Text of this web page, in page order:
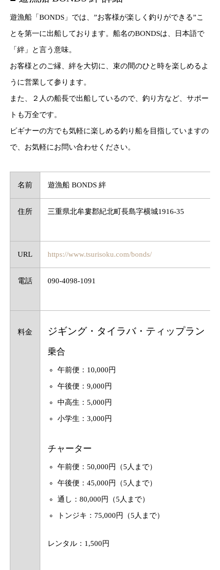
遊漁船「BONDS」では、”お客様が楽しく釣りができる”こ
とを第一に出船しております。船名のBONDSは、日本語で
「絆」と言う意味。
お客様とのご縁、絆を大切に、束の間のひと時を楽しめるよ
うに営業して参ります。
また、２人の船長で出船しているので、釣り方など、サポー
トも万全です。
ビギナーの方でも気軽に楽しめる釣り船を目指していますの
で、お気軽にお問い合わせください。
名前 遊漁船 BONDS 絆
住所 三重県北牟婁郡紀北町長島字横城1916-35
URL https://www.tsurisoku.com/bonds/
電話 090-4098-1091
料金 ジギング・タイラバ・ティップラン
乗合
午前便：10,000円
午後便：9,000円
中高生：5,000円
小学生：3,000円
チャーター
午前便：50,000円（5人まで）
午後便：45,000円（5人まで）
通し：80,000円（5人まで）
トンジキ：75,000円（5人まで）
レンタル：1,500円